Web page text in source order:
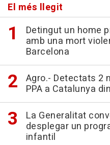
El més llegit
Detingut un home
amb una mort
Barcelona
Agro.- Detectats 2
PPA a Catalunya
La Generalitat
desplegar un
infantil